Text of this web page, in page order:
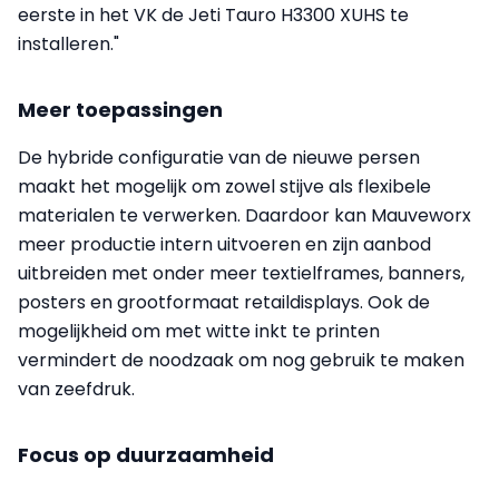
eerste in het VK de Jeti Tauro H3300 XUHS te
installeren."
Meer toepassingen
De hybride configuratie van de nieuwe persen
maakt het mogelijk om zowel stijve als flexibele
materialen te verwerken. Daardoor kan Mauveworx
meer productie intern uitvoeren en zijn aanbod
uitbreiden met onder meer textielframes, banners,
posters en grootformaat retaildisplays. Ook de
mogelijkheid om met witte inkt te printen
vermindert de noodzaak om nog gebruik te maken
van zeefdruk.
Focus op duurzaamheid